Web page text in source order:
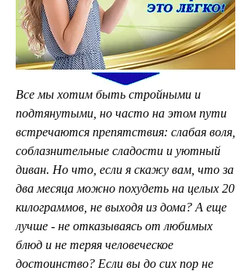
Все мы хотим быть стройными и
подтянутыми, но часто на этом пути
встречаются препятствия: слабая воля,
соблазнительные сладости и уютный
диван. Но что, если я скажу вам, что за
два месяца можно похудеть на целых 20
килограммов, не выходя из дома? А еще
лучше - не отказываясь от любимых
блюд и не теряя человеческое
достоинство? Если вы до сих пор не